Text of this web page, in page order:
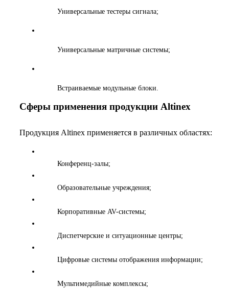
Универсальные тестеры сигнала;
Универсальные матричные системы;
Встраиваемые модульные блоки.
Сферы применения продукции Altinex
Продукция Altinex применяется в различных областях:
Конференц-залы;
Образовательные учреждения;
Корпоративные AV-системы;
Диспетчерские и ситуационные центры;
Цифровые системы отображения информации;
Мультимедийные комплексы;